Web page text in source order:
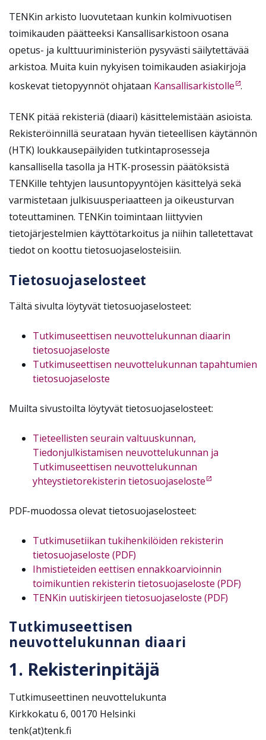
TENKin arkisto luovutetaan kunkin kolmivuotisen
toimikauden päätteeksi Kansallisarkistoon osana
opetus- ja kulttuuriministeriön pysyvästi säilytettävää
arkistoa. Muita kuin nykyisen toimikauden asiakirjoja
koskevat tietopyynnöt ohjataan Kansallisarkistolle .
TENK pitää rekisteriä (diaari) käsittelemistään asioista.
Rekisteröinnillä seurataan hyvän tieteellisen käytännön
(HTK) loukkausepäilyiden tutkintaprosesseja
kansallisella tasolla ja HTK-prosessin päätöksistä
TENKille tehtyjen lausuntopyyntöjen käsittelyä sekä
varmistetaan julkisuusperiaatteen ja oikeusturvan
toteuttaminen. TENKin toimintaan liittyvien
tietojärjestelmien käyttötarkoitus ja niihin talletettavat
tiedot on koottu tietosuojaselosteisiin.
Tietosuojaselosteet
Tältä sivulta löytyvät tietosuojaselosteet:
Tutkimuseettisen neuvottelukunnan diaarin
tietosuojaseloste
Tutkimuseettisen neuvottelukunnan tapahtumien
tietosuojaseloste
Muilta sivustoilta löytyvät tietosuojaselosteet:
Tieteellisten seurain valtuuskunnan,
Tiedonjulkistamisen neuvottelukunnan ja
Tutkimuseettisen neuvottelukunnan
yhteystietorekisterin tietosuojaseloste
PDF-muodossa olevat tietosuojaselosteet:
Tutkimusetiikan tukihenkilöiden rekisterin
tietosuojaseloste (PDF)
Ihmistieteiden eettisen ennakkoarvioinnin
toimikuntien rekisterin tietosuojaseloste (PDF)
TENKin uutiskirjeen tietosuojaseloste (PDF)
Tutkimuseettisen
neuvottelukunnan diaari
1. Rekisterinpitäjä
Tutkimuseettinen neuvottelukunta
Kirkkokatu 6, 00170 Helsinki
tenk(at)tenk.fi